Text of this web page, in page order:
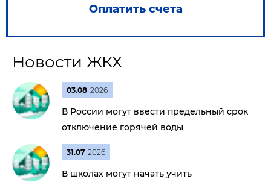
Оплатить счета
Новости ЖКХ
03.08 2026
В России могут ввести предельный срок
отключение горячей воды
31.07 2026
В школах могут начать учить